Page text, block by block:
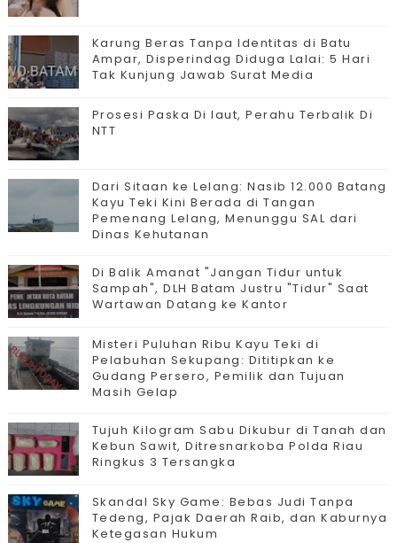
Karung Beras Tanpa Identitas di Batu
Ampar, Disperindag Diduga Lalai: 5 Hari
Tak Kunjung Jawab Surat Media
Prosesi Paska Di laut, Perahu Terbalik Di
NTT
Dari Sitaan ke Lelang: Nasib 12.000 Batang
Kayu Teki Kini Berada di Tangan
Pemenang Lelang, Menunggu SAL dari
Dinas Kehutanan
Di Balik Amanat "Jangan Tidur untuk
Sampah", DLH Batam Justru "Tidur" Saat
Wartawan Datang ke Kantor
Misteri Puluhan Ribu Kayu Teki di
Pelabuhan Sekupang: Dititipkan ke
Gudang Persero, Pemilik dan Tujuan
Masih Gelap
Tujuh Kilogram Sabu Dikubur di Tanah dan
Kebun Sawit, Ditresnarkoba Polda Riau
Ringkus 3 Tersangka
Skandal Sky Game: Bebas Judi Tanpa
Tedeng, Pajak Daerah Raib, dan Kaburnya
Ketegasan Hukum